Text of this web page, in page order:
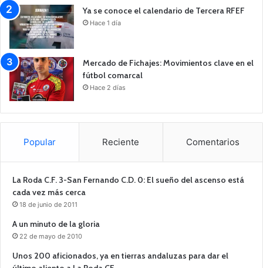
Ya se conoce el calendario de Tercera RFEF
Hace 1 día
Mercado de Fichajes: Movimientos clave en el
fútbol comarcal
Hace 2 días
Popular Reciente Comentarios
La Roda C.F. 3-San Fernando C.D. 0: El sueño del ascenso está
cada vez más cerca
18 de junio de 2011
A un minuto de la gloria
22 de mayo de 2010
Unos 200 aficionados, ya en tierras andaluzas para dar el